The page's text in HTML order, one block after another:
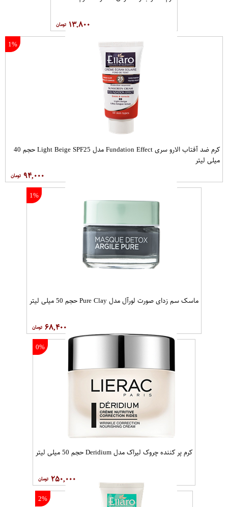
۱۳,۸۰۰
1%
کرم ضد آفتاب الارو سری Fundation Effect مدل Light Beige SPF25 حجم 40
میلی لیتر
۹۴,۰۰۰
1%
ماسک سم زدای صورت لورآل مدل Pure Clay حجم 50 میلی لیتر
۶۸,۴۰۰
0%
کرم پر کننده چروک لیراک مدل Deridium حجم 50 میلی لیتر
۲۵۰,۰۰۰
2%